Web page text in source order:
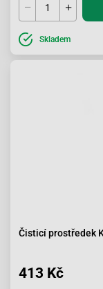
Skladem
Čisticí prostředek
413 Kč